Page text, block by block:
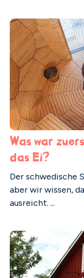
Was war
das Ei?
Der schwedische
aber wir wissen,
ausreicht. ...